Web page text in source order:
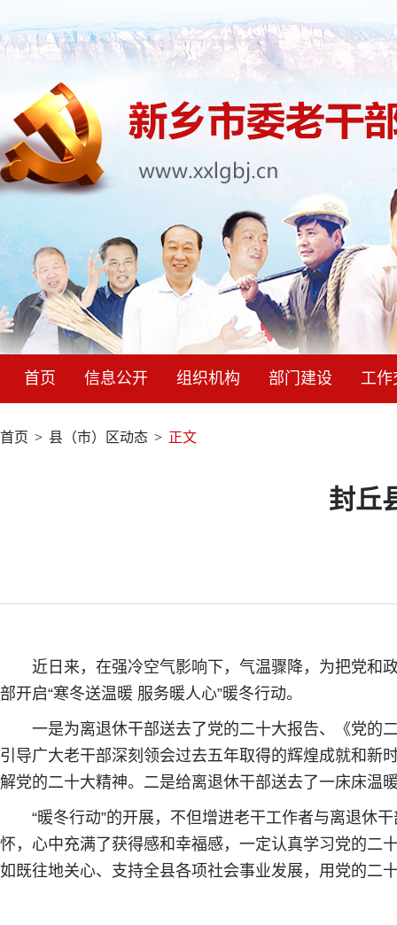
首页 信息公开 组织机构 部门建设 工作
首页 > 县（市）区动态 > 正文
封丘
近日来，在强冷空气影响下，气温骤降，为把党和
部开启“寒冬送温暖 服务暖人心”暖冬行动。
一是为离退休干部送去了党的二十大报告、《党的
引导广大老干部深刻领会过去五年取得的辉煌成就和新
解党的二十大精神。二是给离退休干部送去了一床床温
“暖冬行动”的开展，不但增进老干工作者与离退休
怀，心中充满了获得感和幸福感，一定认真学习党的二
如既往地关心、支持全县各项社会事业发展，用党的二